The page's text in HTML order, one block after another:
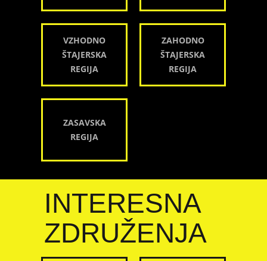
VZHODNO
ŠTAJERSKA
REGIJA
ZAHODNO
ŠTAJERSKA
REGIJA
ZASAVSKA
REGIJA
INTERESNA
ZDRUŽENJA